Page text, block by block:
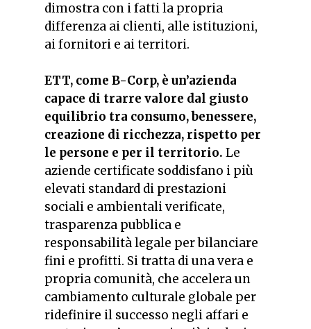
dimostra con i fatti la propria
differenza ai clienti, alle istituzioni,
ai fornitori e ai territori.
ETT, come B-Corp, è un’azienda
capace di trarre valore dal giusto
equilibrio tra consumo, benessere,
creazione di ricchezza, rispetto per
le persone e per il territorio. Le
aziende certificate soddisfano i più
elevati standard di prestazioni
sociali e ambientali verificate,
trasparenza pubblica e
responsabilità legale per bilanciare
fini e profitti. Si tratta di una vera e
propria comunità, che accelera un
cambiamento culturale globale per
ridefinire il successo negli affari e